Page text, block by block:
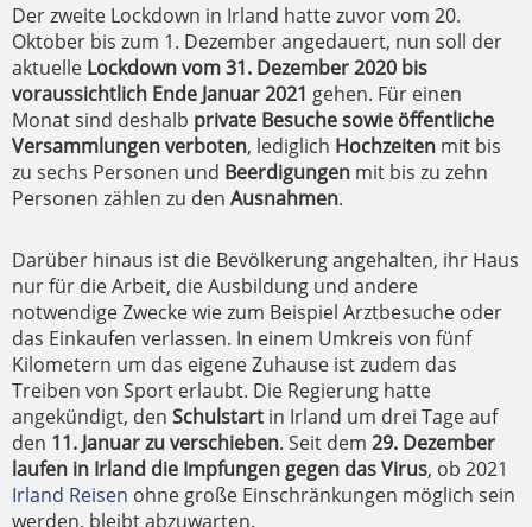
Der zweite Lockdown in Irland hatte zuvor vom 20.
Oktober bis zum 1. Dezember angedauert, nun soll der
aktuelle Lockdown vom 31. Dezember 2020 bis
voraussichtlich Ende Januar 2021 gehen. Für einen
Monat sind deshalb private Besuche sowie öffentliche
Versammlungen verboten, lediglich Hochzeiten mit bis
zu sechs Personen und Beerdigungen mit bis zu zehn
Personen zählen zu den Ausnahmen.
Darüber hinaus ist die Bevölkerung angehalten, ihr Haus
nur für die Arbeit, die Ausbildung und andere
notwendige Zwecke wie zum Beispiel Arztbesuche oder
das Einkaufen verlassen. In einem Umkreis von fünf
Kilometern um das eigene Zuhause ist zudem das
Treiben von Sport erlaubt. Die Regierung hatte
angekündigt, den Schulstart in Irland um drei Tage auf
den 11. Januar zu verschieben. Seit dem 29. Dezember
laufen in Irland die Impfungen gegen das Virus, ob 2021
Irland Reisen ohne große Einschränkungen möglich sein
werden, bleibt abzuwarten.